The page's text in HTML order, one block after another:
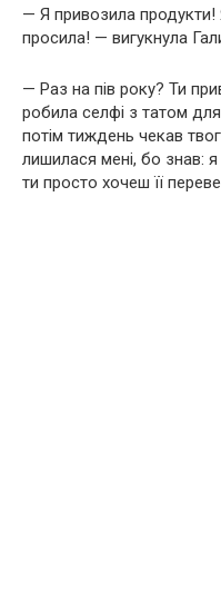
— Я привозила продукти!
просила! — вигукнула
— Раз на пів року? Ти
робила селфі з татом для
потім тиждень чекав
лишилася мені, бо знав:
ти просто хочеш її